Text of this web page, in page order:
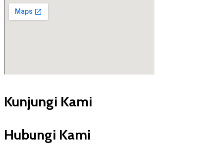
Kunjungi Kami
Hubungi Kami